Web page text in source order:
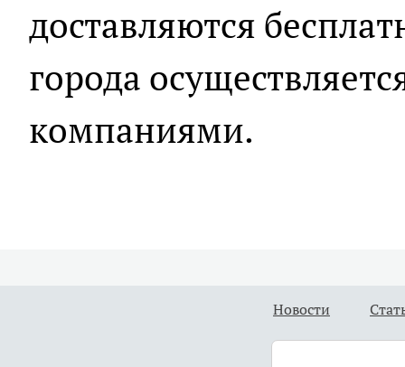
доставляются
города
компаниями.
Новости